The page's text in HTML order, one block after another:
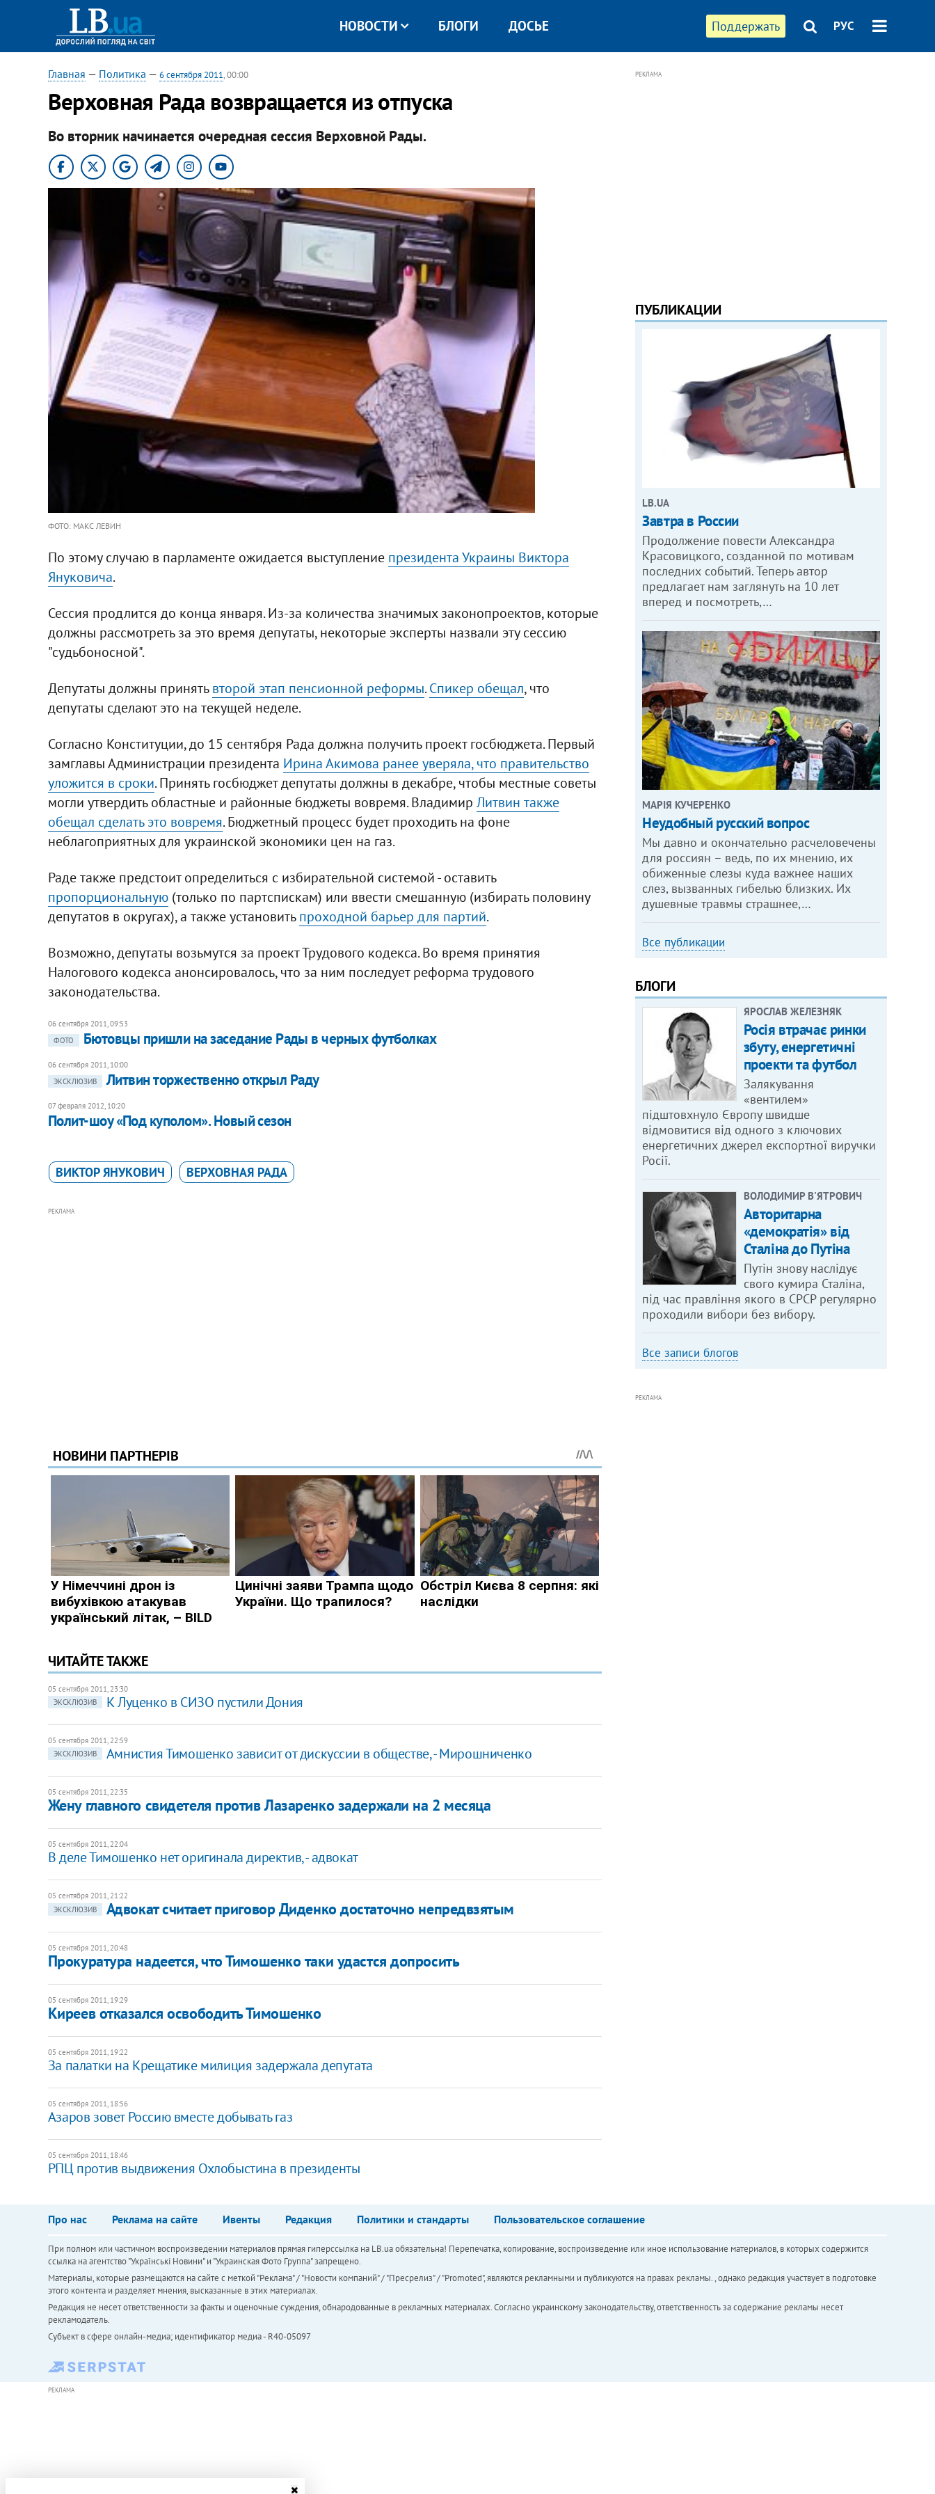
Поддержать РУС
НОВОСТИ БЛОГИ ДОСЬЕ
Главная — Политика — 6 сентября 2011, 00:00
Верховная Рада возвращается из отпуска
Во вторник начинается очередная сессия Верховной Рады.
ФОТО: МАКС ЛЕВИН
По этому случаю в парламенте ожидается выступление президента Украины Виктора
Януковича.
Сессия продлится до конца января. Из-за количества значимых законопроектов, которые
должны рассмотреть за это время депутаты, некоторые эксперты назвали эту сессию
"судьбоносной".
Депутаты должны принятьвторой этап пенсионной реформы.Спикер обещал, что
депутаты сделают это на текущей неделе.
Согласно Конституции, до 15 сентября Рада должна получить проект госбюджета. Первый
замглавы Администрации президента Ирина Акимова ранее уверяла, что правительство
уложится в сроки. Принять госбюджет депутаты должны в декабре, чтобы местные советы
могли утвердить областные и районные бюджеты вовремя. Владимир Литвин также
обещал сделать это вовремя. Бюджетный процесс будет проходить на фоне
неблагоприятных для украинской экономики цен на газ.
Раде также предстоит определиться с избирательной системой - оставить
пропорциональную(только по партспискам) или ввести смешанную (избирать половину
депутатов в округах), а также установитьпроходной барьер для партий.
Возможно, депутаты возьмутся за проект Трудового кодекса. Во время принятия
Налогового кодекса анонсировалось, что за ним последует реформа трудового
законодательства.
06 сентября 2011, 09:53
ФОТО
Бютовцы пришли на заседание Рады в черных футболках
06 сентября 2011, 10:00
ЭКСКЛЮЗИВ
Литвин торжественно открыл Раду
07 февраля 2012, 10:20
Полит-шоу «Под куполом». Новый сезон
ВИКТОР ЯНУКОВИЧ ВЕРХОВНАЯ РАДА
РЕКЛАМА
ЧИТАЙТЕ ТАКЖЕ
05 сентября 2011, 23:30
ЭКСКЛЮЗИВ
К Луценко в СИЗО пустили Дония
05 сентября 2011, 22:59
ЭКСКЛЮЗИВ
Амнистия Тимошенко зависит от дискуссии в обществе, - Мирошниченко
05 сентября 2011, 22:35
Жену главного свидетеля против Лазаренко задержали на 2 месяца
05 сентября 2011, 22:04
В деле Тимошенко нет оригинала директив, - адвокат
05 сентября 2011, 21:22
ЭКСКЛЮЗИВ
Адвокат считает приговор Диденко достаточно непредвзятым
05 сентября 2011, 20:48
Прокуратура надеется, что Тимошенко таки удастся допросить
05 сентября 2011, 19:29
Киреев отказался освободить Тимошенко
05 сентября 2011, 19:22
За палатки на Крещатике милиция задержала депутата
05 сентября 2011, 18:56
Азаров зовет Россию вместе добывать газ
05 сентября 2011, 18:46
РПЦ против выдвижения Охлобыстина в президенты
РЕКЛАМА
ПУБЛИКАЦИИ
LB.UA
Завтра в России
Продолжение повести Александра
Красовицкого, созданной по мотивам
последних событий. Теперь автор
предлагает нам заглянуть на 10 лет
вперед и посмотреть,…
МАРІЯ КУЧЕРЕНКО
​Неудобный русский вопрос
Мы давно и окончательно расчеловечены
для россиян – ведь, по их мнению, их
обиженные слезы куда важнее наших
слез, вызванных гибелью близких. Их
душевные травмы страшнее,…
Все публикации
БЛОГИ
ЯРОСЛАВ ЖЕЛЕЗНЯК
Росія втрачає ринки
збуту, енергетичні
проекти та футбол
Залякування
«вентилем»
підштовхнуло Європу швидше
відмовитися від одного з ключових
енергетичних джерел експортної виручки
Росії.
ВОЛОДИМИР В'ЯТРОВИЧ
Авторитарна
«демократія» від
Сталіна до Путіна
Путін знову наслідує
свого кумира Сталіна,
під час правління якого в СРСР регулярно
проходили вибори без вибору.
Все записи блогов
РЕКЛАМА
Про нас Реклама на сайте Ивенты Редакция Политики и стандарты Пользовательское соглашение
При полном или частичном воспроизведении материалов прямая гиперссылка на LB.ua обязательна! Перепечатка, копирование, воспроизведение или иное использование материалов, в которых содержится
ссылка на агентство "Українськi Новини" и "Украинская Фото Группа" запрещено.
Материалы, которые размещаются на сайте с меткой "Реклама" / "Новости компаний" / "Пресрелиз" / "Promoted", являются рекламными и публикуются на правах рекламы. , однако редакция участвует в подготовке
этого контента и разделяет мнения, высказанные в этих материалах.
Редакция не несет ответственности за факты и оценочные суждения, обнародованные в рекламных материалах. Согласно украинскому законодательству, ответственность за содержание рекламы несет
рекламодатель.
Субъект в сфере онлайн-медиа; идентификатор медиа - R40-05097
РЕКЛАМА